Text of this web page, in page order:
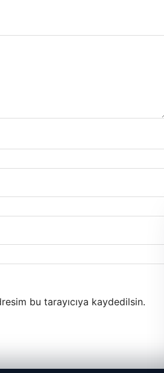
bu tarayıcıya kaydedilsin.